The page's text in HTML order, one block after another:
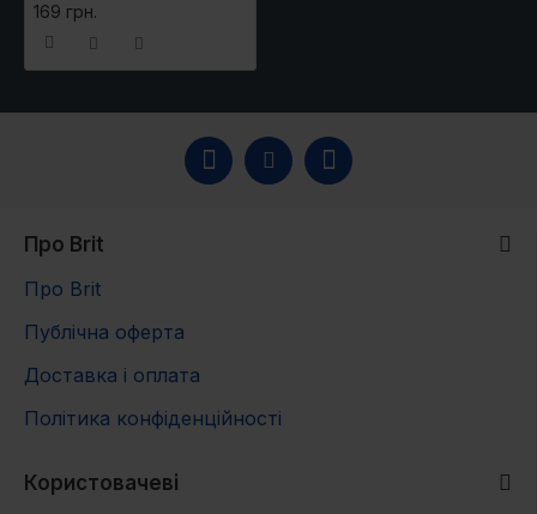
169 грн.
Про Brit
Про Brit
Публічна оферта
Доставка і оплата
Політика конфіденційності
Користовачеві